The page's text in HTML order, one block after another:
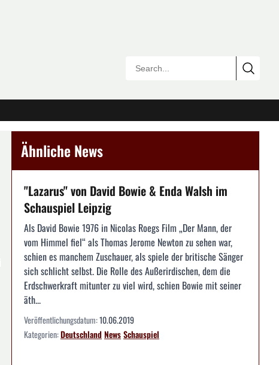
Ähnliche News
"Lazarus" von David Bowie & Enda Walsh im
Schauspiel Leipzig
Als David Bowie 1976 in Nicolas Roegs Film „Der Mann, der
vom Himmel fiel“ als Thomas Jerome Newton zu sehen war,
schien es manchem Zuschauer, als spiele der britische Sänger
sich schlicht selbst. Die Rolle des Außerirdischen, dem die
Erdschwerkraft mitunter zu viel wird, schien Bowie mit seiner
äth...
Veröffentlichungsdatum:10.06.2019
Kategorien:DeutschlandNewsSchauspiel